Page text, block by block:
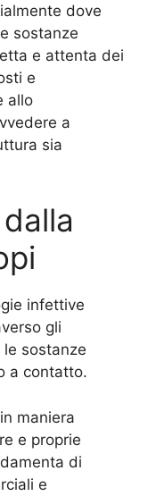
dove
sostanze
e attenta dei
e
allo
a
sia
infettive
gli
sostanze
a contatto.
maniera
e proprie
di
e